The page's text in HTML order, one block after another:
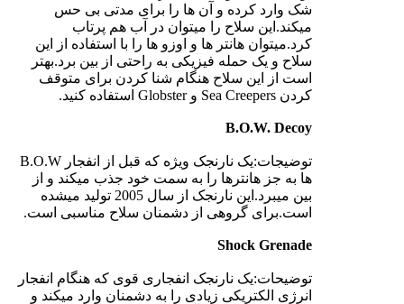
شک وارد کرده و آن ها را برای مدتی بی حس
میکند.این سلاح را میتوان در آب هم پرتاب
کرد.میتوان هانتر ها و اوزو ها را با استفاده از این
سلاح و یک حمله فیزیکی به راحتی از بین برد.بهتر
است از این سلاح هنگام شنا کردن برای متوقف
کردن Sea Creepers و Globster استفاده کنید.
B.O.W. Decoy
توضیجات:یک نارنجک ویژه که قبل از انفجار B.O.W
ها به جز هانترها را به سمت خود جذب میکند و از
بین میبرد.این نارنجک از سال 2005 تولید میشده
است.برای گروهی از دشمنان سلاح مناسبی است.
Shock Grenade
توضیحات:یک نارنجک انفجاری قوی که هنگام انفجار
انرژی الکتریکی زیادی را به دشمنان وارد میکند و